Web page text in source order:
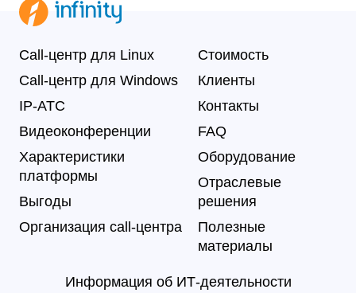
Call-центр для Linux
Call-центр для Windows
IP-АТС
Видеоконференции
Характеристики
платформы
Выгоды
Организация call-центра
Стоимость
Клиенты
Контакты
FAQ
Оборудование
Отраслевые
решения
Полезные
материалы
Информация об ИТ-деятельности